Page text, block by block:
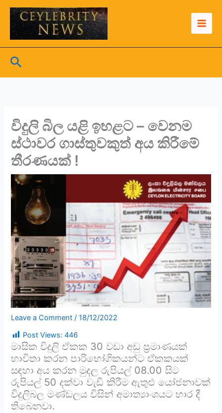
Skip
content
Search
විදුලි බිල යළි ඉහළට – වෙනම
ස්ථාවර ගාස්තුවකුත් අය කිරීමේ
තීරණයක් !
Leave a Comment /18/12/2022
Post Views: 446
මාසික විදුලි ඒකක 30 වඩා අඩු ප්‍රමාණයක්
භාවිතා කරන පාරිභෝගිකයන්ට ඒකකයක්
සඳහා අය කරන මුදල රුපියල් 08.00 සිට
රුපියල් 50 දක්වා වැඩි කිරීම ඇතුළු යෝජනාවක්
විදුලිබල මණ්ඩලය විසින් අමාත්‍යාංශයට භාර දී
තිබෙනවා.